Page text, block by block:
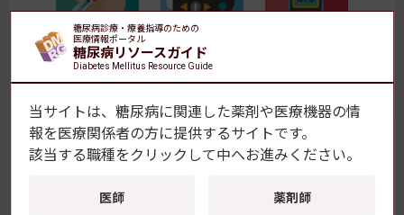
一覧はこちら
糖尿病診療・療養指導のための
医療情報ポータル
糖尿病リソースガイド
Diabetes Mellitus Resource Guide
当サイトは、糖尿病に関連した薬剤や医療機器の情
報を医療関係者の方に提供するサイトです。
該当する職種をクリックして中へお進みください。
医師 薬剤師